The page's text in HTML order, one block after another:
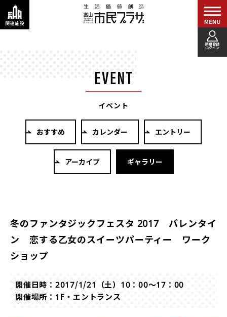
新規登録
ログイン
イベント
おすすめ カレンダー エントリー
アーカイブ ギャラリー
冬のファンタジックフェスタ 2017 バレンタイ
ン 恋する乙女のスイーツパーティー ワーク
ショップ
開催日時：2017/1/21（土）10：00〜17：00
開催場所：1F・エントランス